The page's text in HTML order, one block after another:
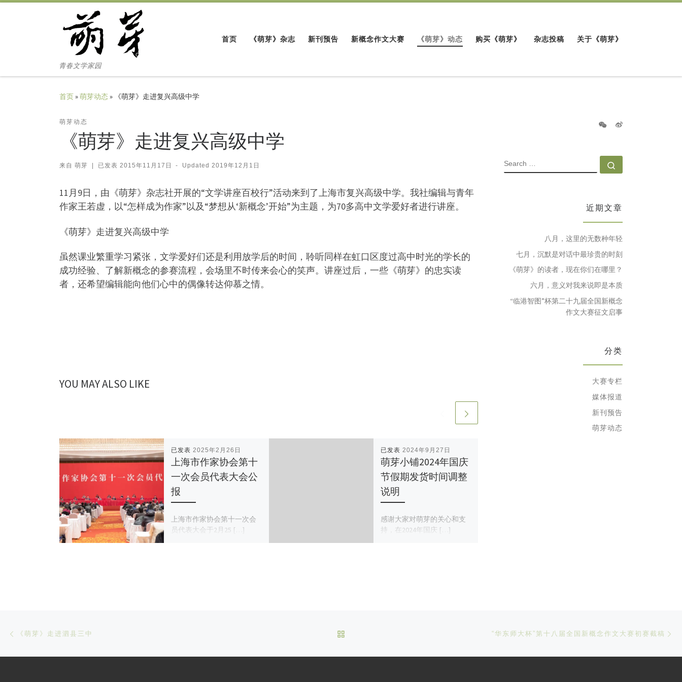
青春文学家园
首页 《萌芽》杂志 新刊预告 新概念作文大赛 《萌芽》动态 购买《萌芽》 杂志投稿 关于《萌芽》
首页»萌芽动态» 《萌芽》走进复兴高级中学
萌芽动态
《萌芽》走进复兴高级中学
来自 萌芽 已发表 2015年11月17日 - Updated2019年12月1日
11月9日，由《萌芽》杂志社开展的“文学讲座百校行”活动来到了上海市复兴高级中学。我社编辑与青年
作家王若虚，以“怎样成为作家”以及“梦想从‘新概念’开始”为主题，为70多高中文学爱好者进行讲座。
《萌芽》走进复兴高级中学
虽然课业繁重学习紧张，文学爱好们还是利用放学后的时间，聆听同样在虹口区度过高中时光的学长的
成功经验、了解新概念的参赛流程，会场里不时传来会心的笑声。讲座过后，一些《萌芽》的忠实读
者，还希望编辑能向他们心中的偶像转达仰慕之情。
YOU MAY ALSO LIKE
已发表2025年2月26日
上海市作家协会第十
一次会员代表大会公
报
上海市作家协会第十一次会
员代表大会于2月25 […]
已发表 2024年9月27日
萌芽小铺2024年国庆
节假期发货时间调整
说明
感谢大家对萌芽的关心和支
持，在2024年国庆 […]
SEARCH
近期文章
八月，这里的无数种年轻
七月，沉默是对话中最珍贵的时刻
《萌芽》的读者，现在你们在哪里？
六月，意义对我来说即是本质
“临港智图”杯第二十九届全国新概念
作文大赛征文启事
分类
大赛专栏
媒体报道
新刊预告
萌芽动态
文章导航
《萌芽》走进泗县三中 “华东师大杯”第十八届全国新概念作文大赛初赛截稿